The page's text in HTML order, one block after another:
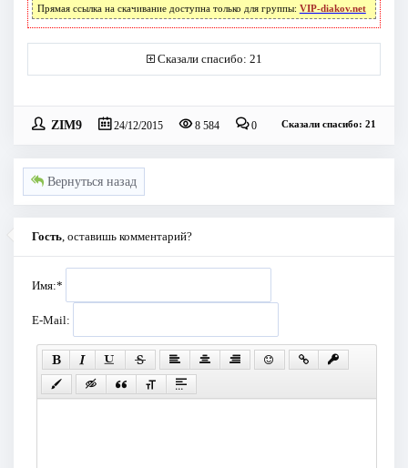
Прямая ссылка на скачивание доступна только для группы: VIP-diakov.net
Сказали спасибо: 21
ZIM9 24/12/2015 8 584 0 Сказали спасибо: 21
Вернуться назад
Гость, оставишь комментарий?
Имя:*
E-Mail: